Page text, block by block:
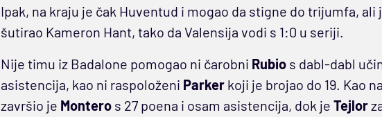
Ipak, na kraju je čak Huventud i mogao da stigne do trijumfa,
šutirao Kameron Hant, tako da Valensija vodi s 1:0 u seriji.
Nije timu iz Badalone pomogao ni čarobni Rubio s dabl-dabl
asistencija, kao ni raspoloženi Parker koji je brojao do 19. Kao
završio je Monteros 27 poena i osam asistencija, dok je Tejlor